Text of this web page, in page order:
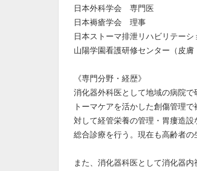
日本外科学会 専門医
日本褥瘡学会 理事
日本ストーマ排泄リハビリテー
山陽学園看護研修センター（皮
《専門分野・経歴》
消化器外科医として地域の病院
トーマケアを活かした創傷管理
対して経管栄養の管理・胃瘻造
総合診療を行う。現在も高齢者の
また、消化器科医として消化器